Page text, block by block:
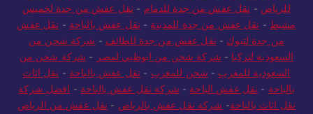
للرياض - نقل عفش من جدة للدمام - نقل عفش من جدة لخميس
مشيط - نقل عفش من جدة للمدينة - نقل عفش بالباحة - نقل عفش
من جدة لتبوك - نقل عفش من جدة للطائف - شركة شحن من
السعودية لتركيا - شركة شحن من ابوظبي لمصر - شركة شحن من
السعودية للمغرب - شحن للمغرب - نقل عفش بالباحة - نقل اثاث
بالباحة - نقل عفش الباحة - شركة نقل عفش بالباحة - افضل شركة
نقل اثاث بالباحة- شركة نقل عفش بالرياض - نقل عفش من الرياض